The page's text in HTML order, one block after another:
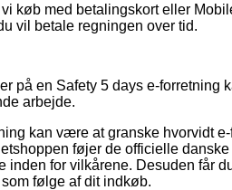
køb med betalingskort eller
vil betale regningen over tid.
på en Safety 5 days e-
arbejde.
kan være at granske hvorvidt
føjer de officielle
inden for vilkårene. Desuden får
følge af dit indkøb.